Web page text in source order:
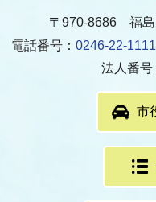
〒970-8686 福島
電話番号： 0246-22-1111
法人番
市